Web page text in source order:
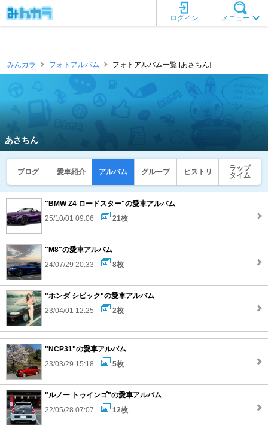
メニュー
ログイン
みんカラ フォトアルバム フォトアルバム一覧 [あさちん]
あさちん
ブログ 愛車紹介 アルバム グループ ヒストリ
ラップ
タイム
"BMW Z4 ロードスター"の愛車アルバム
25/10/01 09:06
21枚
"M8"の愛車アルバム
24/07/29 20:33
8枚
"ホンダ シビック"の愛車アルバム
23/04/01 12:25
2枚
"NCP31"の愛車アルバム
23/03/29 15:18
5枚
"ルノー トゥインゴ"の愛車アルバム
22/05/28 07:07
12枚